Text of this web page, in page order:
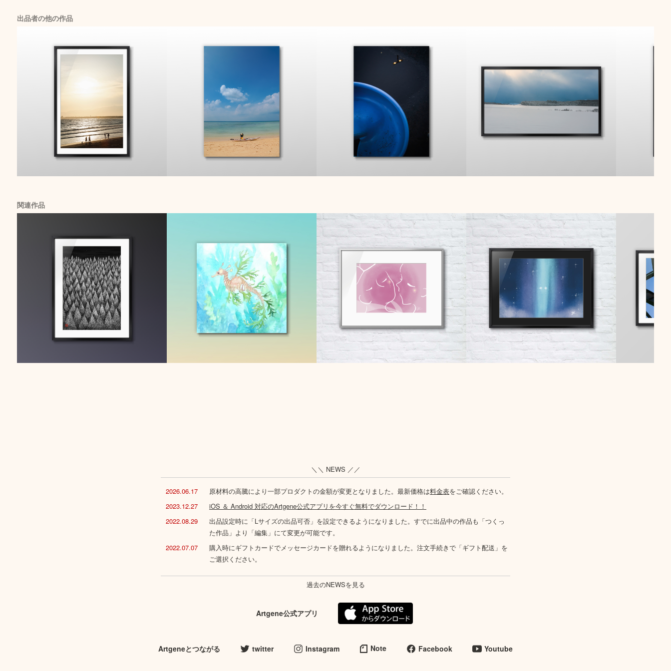
出品者の他の作品
関連作品
＼＼ NEWS ／／
2026.06.17 原材料の高騰により一部プロダクトの金額が変更となりました。最新価格は料金表をご確認ください。
2023.12.27
iOS ＆ Android 対応のArtgene公式アプリを今すぐ無料でダウンロード！！
2022.08.29
出品設定時に「Lサイズの出品可否」を設定できるようになりました。すでに出品中の作品も「つくっ
た作品」より「編集」にて変更が可能です。
2022.07.07
購入時にギフトカードでメッセージカードを贈れるようになりました。注文手続きで「ギフト配送」を
ご選択ください。
過去のNEWSを見る
Artgene公式アプリ
Artgeneとつながる twitter Instagram Note Facebook Youtube